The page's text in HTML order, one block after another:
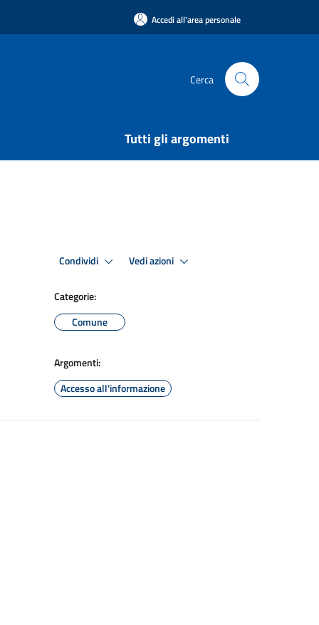
Accedi all'area personale
Cerca
Tutti gli argomenti
Condividi Vedi azioni
Categorie:
Comune
Argomenti:
Accesso all'informazione